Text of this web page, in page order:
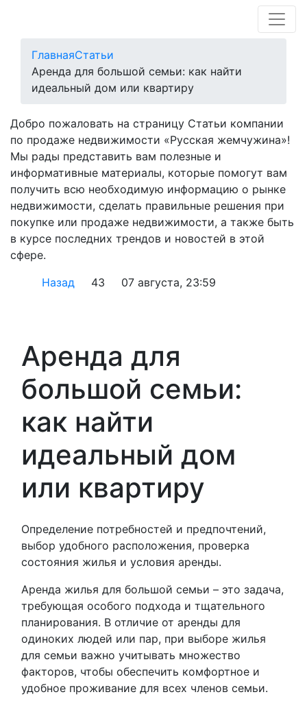
ГлавнаяСтатьи
Аренда для большой семьи: как найти
идеальный дом или квартиру
Добро пожаловать на страницу Статьи компании
по продаже недвижимости «Русская жемчужина»!
Мы рады представить вам полезные и
информативные материалы, которые помогут вам
получить всю необходимую информацию о рынке
недвижимости, сделать правильные решения при
покупке или продаже недвижимости, а также быть
в курсе последних трендов и новостей в этой
сфере.
Назад
43 07 августа, 23:59
Аренда для
большой семьи:
как найти
идеальный дом
или квартиру
Определение потребностей и предпочтений,
выбор удобного расположения, проверка
состояния жилья и условия аренды.
Аренда жилья для большой семьи – это задача,
требующая особого подхода и тщательного
планирования. В отличие от аренды для
одиноких людей или пар, при выборе жилья
для семьи важно учитывать множество
факторов, чтобы обеспечить комфортное и
удобное проживание для всех членов семьи.